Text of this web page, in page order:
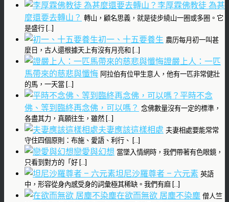
李厚霖佛教徒 為甚
麼還要去轉山？ 轉山，顧名思義，就是徒步繞山一圈或多圈。它
是盛行 […]
初一、十五要養生 農历每月初一叫甚
麼日，古人還根據天上有沒有月亮和 […]
證嚴上人：一匹
馬帶來的慈悲與懺悔 阿拉伯有位甲生意人，他有一匹非常健壯
的馬，一天當 […]
平時不念
佛、等到臨終再念佛，可以嗎？ 念佛數量沒有一定的標準，
各盡其力，真願往生，雖然 […]
夫妻應該這樣相處 夫妻相處要能常常
守住四個原則：布施、愛語、利行、 […]
戀愛與幻想 當墜入情網時，我們帶著有色眼鏡，
只看到對方的「好 […]
坦尼沙羅尊者 – 六元素 英語
中，形容從身內感受身的詞彙極其稀缺。我們有麻 […]
在欲而無欲 居塵不染塵 僧人竺